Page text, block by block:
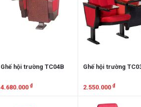
Ghế hội trường TC04B
4.680.000 ₫
Ghế hội trường
2.550.000₫
Xem chi tiết